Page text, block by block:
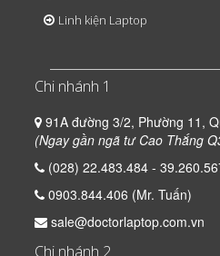
Linh kiện Laptop
Chi nhánh 1
91A đường 3/2, Phường 11,
(Ngay gần ngã tư Cao Thắng
(028) 22.483.484 -
0903.844.406 (Mr. Tuấn)
sale@doctorlaptop.com.vn
Chi nhánh 2